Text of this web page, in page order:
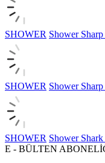
SHOWER Shower Sharp
SHOWER Shower Sharp
SHOWER Shower
E - BÜLTEN